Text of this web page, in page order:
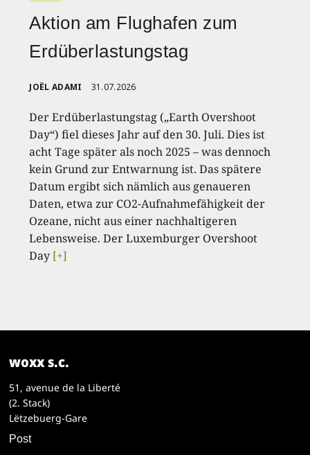
Aktion am Flughafen zum
Erdüberlastungstag
JOËL ADAMI 31.07.2026
Der Erdüberlastungstag („Earth Overshoot
Day“) fiel dieses Jahr auf den 30. Juli. Dies ist
acht Tage später als noch 2025 – was dennoch
kein Grund zur Entwarnung ist. Das spätere
Datum ergibt sich nämlich aus genaueren
Daten, etwa zur CO2-Aufnahmefähigkeit der
Ozeane, nicht aus einer nachhaltigeren
Lebensweise. Der Luxemburger Overshoot
Day [+]
woxx s.c.
51, avenue de la Liberté
(2. Stack)
Lëtzebuerg-Gare
Post